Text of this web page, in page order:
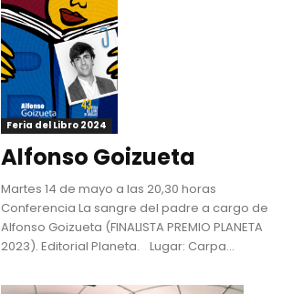
Feria del Libro 2024
Alfonso Goizueta
Martes 14 de mayo a las 20,30 horas
Conferencia La sangre del padre a cargo de
Alfonso Goizueta (FINALISTA PREMIO PLANETA
2023). Editorial Planeta. Lugar: Carpa...